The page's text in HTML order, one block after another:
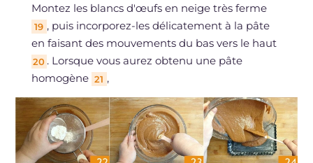
Montez les blancs d'œufs en neige très ferme
19 , puis incorporez-les délicatement à la pâte
en faisant des mouvements du bas vers le haut
20 . Lorsque vous aurez obtenu une pâte
homogène 21 ,